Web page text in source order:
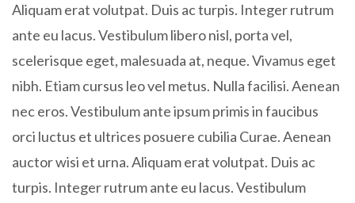
Aliquam erat volutpat. Duis ac turpis. Integer rutrum
ante eu lacus. Vestibulum libero nisl, porta vel,
scelerisque eget, malesuada at, neque. Vivamus eget
nibh. Etiam cursus leo vel metus. Nulla facilisi. Aenean
nec eros. Vestibulum ante ipsum primis in faucibus
orci luctus et ultrices posuere cubilia Curae. Aenean
auctor wisi et urna. Aliquam erat volutpat. Duis ac
turpis. Integer rutrum ante eu lacus. Vestibulum